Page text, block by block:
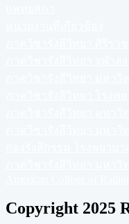
Copyright 2025